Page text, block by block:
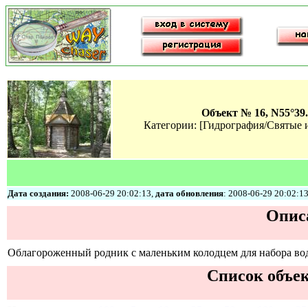
Объект № 16,
Категории: [Гидрография/
Дата создания: 2008-06-29 20:02:13, дата обновления: 2008-06-29
Облагороженный родник с маленьким колодцем для набора
Список